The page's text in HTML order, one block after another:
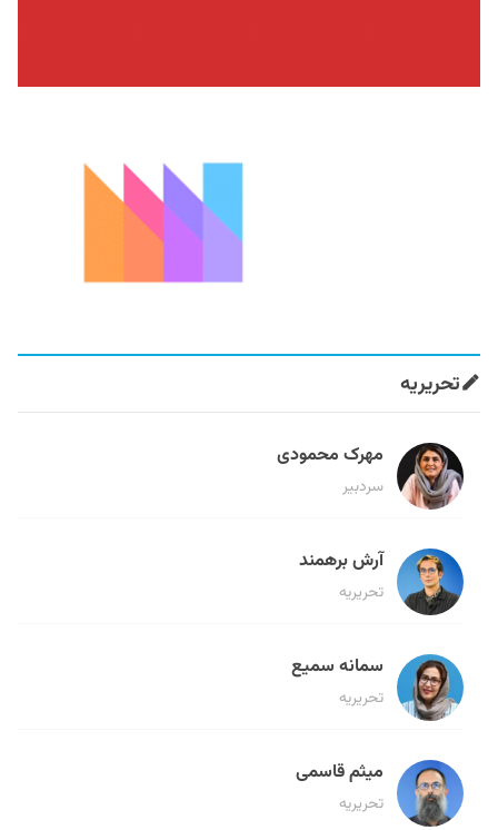
تحریریه
مهرک محمودی
سردبیر
آرش برهمند
تحریریه
سمانه سمیع
تحریریه
میثم قاسمی
تحریریه